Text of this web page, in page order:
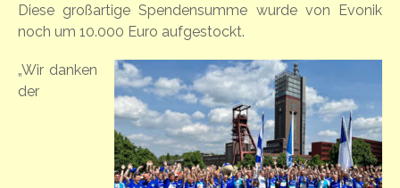
Diese großartige Spendensumme wurde von Evonik
noch um 10.000 Euro aufgestockt.
„Wir danken
der